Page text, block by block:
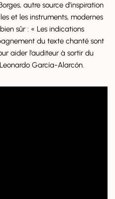
autre source d’inspiration
et les instruments, modernes
sûr : « Les indications
du texte chanté sont
aider l’auditeur à sortir du
García-Alarcón.